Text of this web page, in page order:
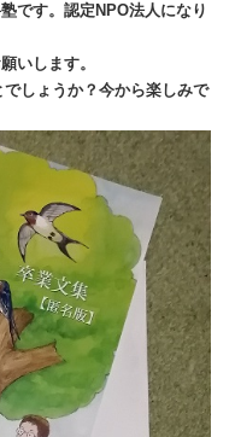
です。認定NPO法人になり
いします。
しょうか？今から楽しみで